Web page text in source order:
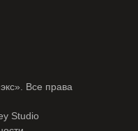
Все права
Studio